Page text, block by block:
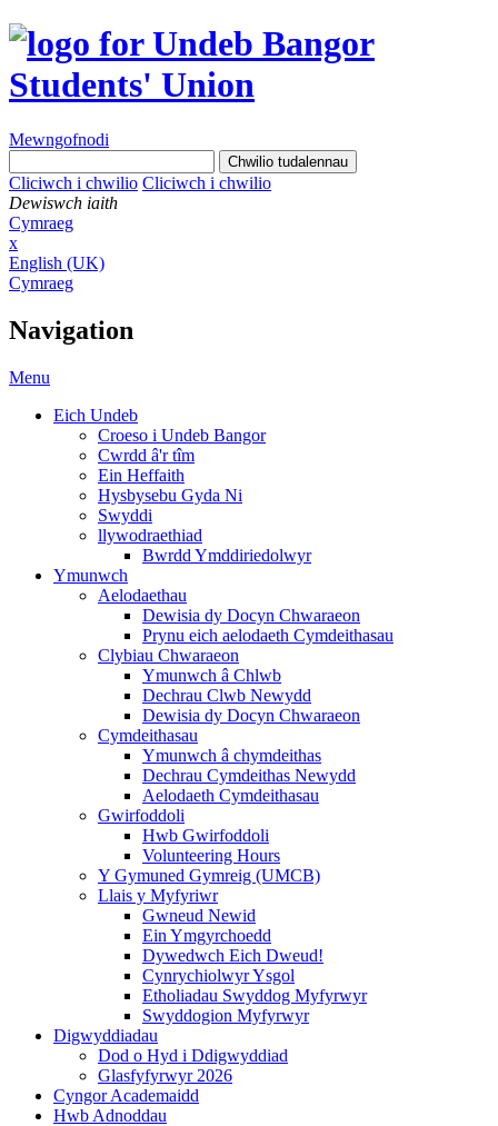
Mewngofnodi
Cliciwch i chwilio Cliciwch i chwilio
Dewiswch iaith
Cymraeg
x
English (UK)
Cymraeg
Navigation
Menu
Eich Undeb
Croeso i Undeb Bangor
Cwrdd â'r tîm
Ein Heffaith
Hysbysebu Gyda Ni
Swyddi
llywodraethiad
Bwrdd Ymddiriedolwyr
Ymunwch
Aelodaethau
Dewisia dy Docyn Chwaraeon
Prynu eich aelodaeth Cymdeithasau
Clybiau Chwaraeon
Ymunwch â Chlwb
Dechrau Clwb Newydd
Dewisia dy Docyn Chwaraeon
Cymdeithasau
Ymunwch â chymdeithas
Dechrau Cymdeithas Newydd
Aelodaeth Cymdeithasau
Gwirfoddoli
Hwb Gwirfoddoli
Volunteering Hours
Y Gymuned Gymreig (UMCB)
Llais y Myfyriwr
Gwneud Newid
Ein Ymgyrchoedd
Dywedwch Eich Dweud!
Cynrychiolwyr Ysgol
Etholiadau Swyddog Myfyrwyr
Swyddogion Myfyrwyr
Digwyddiadau
Dod o Hyd i Ddigwyddiad
Glasfyfyrwyr 2026
Cyngor Academaidd
Hwb Adnoddau